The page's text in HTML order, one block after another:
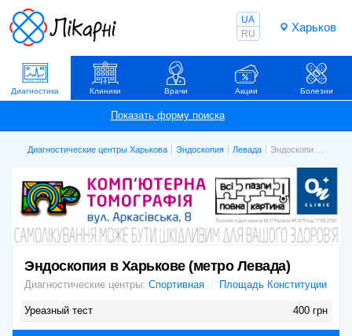
Харьков
UA
RU
Диагностика Клиники Врачи Акции Болезни
Диагностические центры Харькова Эндоскопия Левада Эндоскопия в Харькове (метро Левада)
Эндоскопия в Харькове (метро Левада)
Диагностические центры: Спортивная Площадь Конституции
Уреазный тест 400 грн